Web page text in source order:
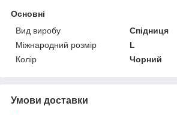
Основні
Вид виробу
Спідниця
Міжнародний розмір
L
Колір
Чорний
Умови доставки